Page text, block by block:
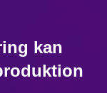
kan